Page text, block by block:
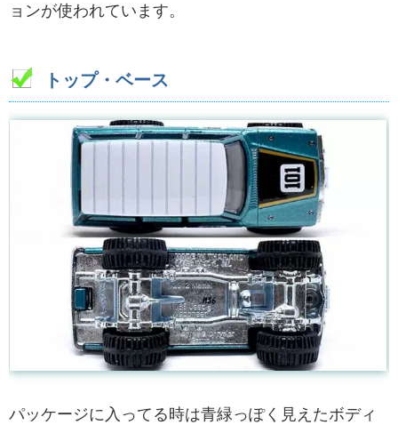
ョンが使われています。
トップ・ベース
パッケージに入ってる時は青緑っぽく見えたボディ